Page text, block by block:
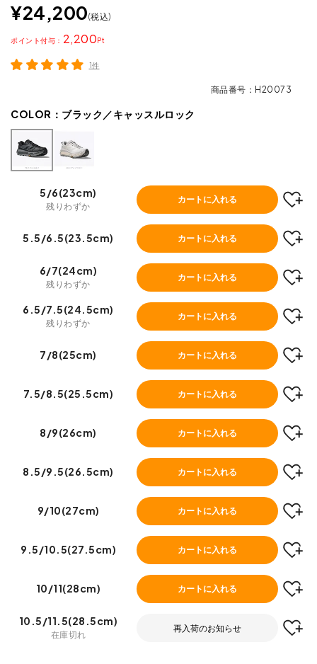
¥24,200 税込
2,200
ポイント
1件
商品番号 H20073
COLOR： ブラック／キャッスルロック
5/6(23cm)
残りわずか
カートに入れる
5.5/6.5(23.5cm) カートに入れる
6/7(24cm)
残りわずか
カートに入れる
6.5/7.5(24.5cm)
残りわずか
カートに入れる
7/8(25cm) カートに入れる
7.5/8.5(25.5cm) カートに入れる
8/9(26cm) カートに入れる
8.5/9.5(26.5cm) カートに入れる
9/10(27cm) カートに入れる
9.5/10.5(27.5cm) カートに入れる
10/11(28cm) カートに入れる
10.5/11.5(28.5cm)
在庫切れ
再入荷のお知らせ